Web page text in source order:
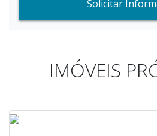
Solicitar
IMÓVEIS